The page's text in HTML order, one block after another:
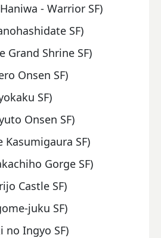
- Warrior SF)
SF)
Grand Shrine SF)
Onsen SF)
SF)
Onsen SF)
Kasumigaura SF)
Gorge SF)
Castle SF)
juku SF)
no Ingyo SF)